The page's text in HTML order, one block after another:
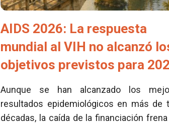
AIDS 2026: La respuesta
mundial al VIH no alcanzó
objetivos previstos para
Aunque se han alcanzado los
resultados epidemiológicos en más de
décadas, la caída de la financiación